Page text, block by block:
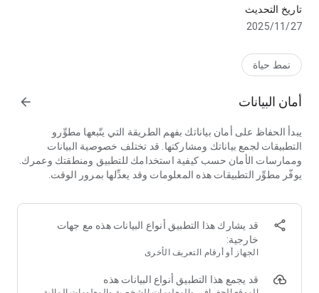
+ Premium Quality
-- Highest quality care at no premium cost
-- Now itʼs affordable to clean any of your household laundry
+ Fast Service
-- Quick door-to-door service
+ Convenient
-- New washmen laundry bag will be given to refill for your
next order
-- Cashless convenience
+ Exceptional customer care
-- Whatsup: 0563100101
-- phone support: 920010141
تاريخ التحديث
27‏/11‏/2025
نمط حياة
أمان البيانات arrow_forward
يبدأ الحفاظ على أمان بياناتك بفهم الطريقة التي يتّبعها مطوِّرو
التطبيقات لجمع بياناتك ومشاركتها. قد تختلف خصوصية البيانات
وممارسات الأمان حسب كيفية استخدامك للتطبيق ومنطقتك وعمرك.
يوفّر مطوِّر التطبيقات هذه المعلومات وقد يعدِّلها بمرور الوقت.
قد يشارك هذا التطبيق أنواع البيانات هذه مع جهات
خارجية:
الجهاز أو أرقام التعريف الأخرى
قد يجمع هذا التطبيق أنواع البيانات هذه